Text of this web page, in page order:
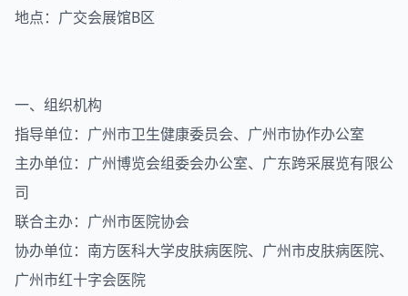
地点：广交会展馆B区
一、组织机构
指导单位：广州市卫生健康委员会、广州市协作办公室
主办单位：广州博览会组委会办公室、广东跨采展览有限公
司
联合主办：广州市医院协会
协办单位：南方医科大学皮肤病医院、广州市皮肤病医院、
广州市红十字会医院